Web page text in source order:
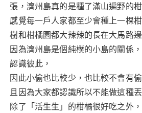
張，濟州島真的是種了滿山遍野的柑
感覺每一戶人家都至少會種上一棵
樹和柑橘園都大辣辣的長在大馬路邊
因為濟州島是個純樸的小島的關係
認識彼此，
因此小偷也比較少，也比較不會有
且因為大家都認識所以不能做這種
除了「活生生」的柑橘很好吃之外